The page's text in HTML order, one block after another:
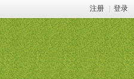
注册 登录